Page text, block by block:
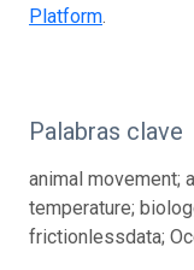
Platform.
Palabras clave
animal movement;
temperature;
frictionlessdata;